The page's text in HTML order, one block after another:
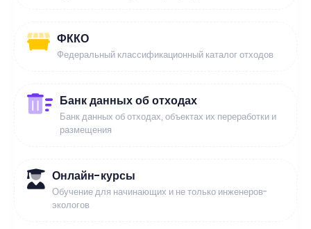
ФККО
Федеральный классификационный каталог отходов
Банк данных об отходах
Банк данных об отходах, объектах их переработки и
размещения
Онлайн-курсы
Обучение для начинающих и не только инженеров-
экологов